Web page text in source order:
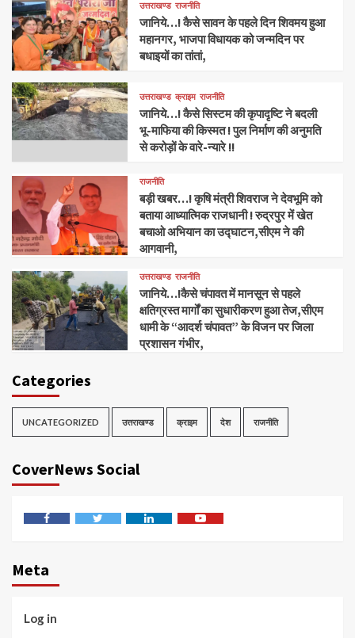
उत्तराखण्ड राजनीति
जानिये…! कैसे सावन के पहले दिन शिवमय हुआ
महानगर, भाजपा विधायक को जन्मदिन पर
बधाइयों का तांतां,
उत्तराखण्ड क्राइम राजनीति
जानिये…! कैसे सिस्टम की कृपादृष्टि ने बदली
भू-माफिया की किस्मत ! पुल निर्माण की अनुमति
से करोड़ों के वारे-न्यारे !!
राजनीति
बड़ी खबर…! कृषि मंत्री शिवराज ने देवभूमि को
बताया आध्यात्मिक राजधानी ! रुद्रपुर में खेत
बचाओ अभियान का उद्घाटन,सीएम ने की
आगवानी,
उत्तराखण्ड राजनीति
जानिये…!कैसे चंपावत में मानसून से पहले
क्षतिग्रस्त मार्गों का सुधारीकरण हुआ तेज,सीएम
धामी के “आदर्श चंपावत” के विजन पर जिला
प्रशासन गंभीर,
Categories
UNCATEGORIZED उत्तराखण्ड क्राइम देश राजनीति
CoverNews Social
Meta
Log in